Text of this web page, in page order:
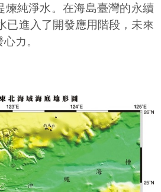
煉純淨水。在海島臺灣的永續
已進入了開發應用階段，未來
力。